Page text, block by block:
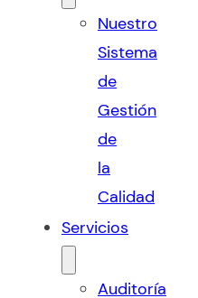
Nuestro
Sistema
de
Gestión
de
la
Calidad
Servicios
Auditoría